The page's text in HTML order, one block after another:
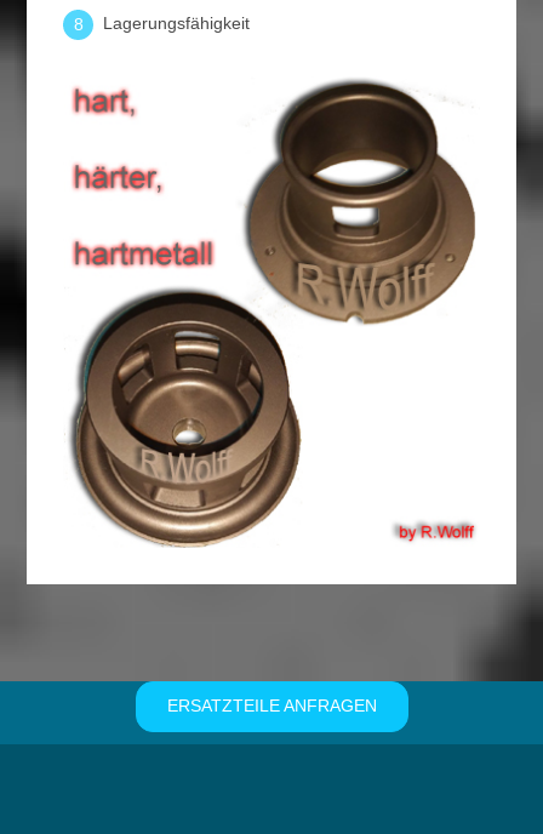
8 Lagerungsfähigkeit
ERSATZTEILE ANFRAGEN